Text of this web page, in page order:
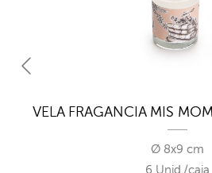
VELA FRAGANCIA MIS
Ø 8x9 cm